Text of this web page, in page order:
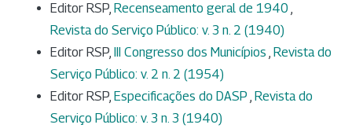
Editor RSP, Recenseamento geral de 1940 ,
Revista do Serviço Público: v. 3 n. 2 (1940)
Editor RSP,
III Congresso dos Municípios , Revista do
Serviço Público: v. 2 n. 2 (1954)
Editor RSP, Especificações do DASP , Revista do
Serviço Público: v. 3 n. 3 (1940)